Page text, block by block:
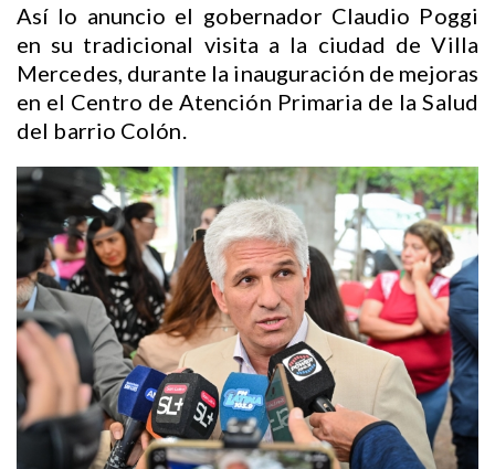
Así lo anuncio el gobernador Claudio Poggi
en su tradicional visita a la ciudad de Villa
Mercedes, durante la inauguración de mejoras
en el Centro de Atención Primaria de la Salud
del barrio Colón.